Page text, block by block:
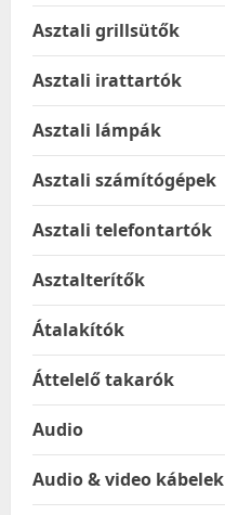
Asztali grillsütők
Asztali irattartók
Asztali lámpák
Asztali számítógépek
Asztali telefontartók
Asztalterítők
Átalakítók
Áttelelő takarók
Audio
Audio & video kábelek